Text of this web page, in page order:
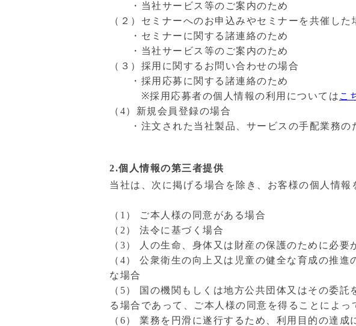
・当社サービス等のご案内のため
（２）セミナーへのお申込みやセミナーを共催した
・セミナーに関する諸連絡のため
・当社サービス等のご案内のため
（３）採用に関するお問い合わせの場合
・採用応募に関する諸連絡のため
※採用応募者の個人情報の利用については こ
（4）新規会員登録の場合
・注文された当社製品、サービスの手
2.個人情報の第三者提供
当社は、次に掲げる場合を除き、お客様の個人情報
（1） ご本人様の同意がある場合
（2） 法令に基づく場合
（3） 人の生命、身体又は財産の保護のために必
（4） 公衆衛生の向上又は児童の健全な育成の推
な場合
（5） 国の機関もしくは地方公共団体又はその委
る場合であって、ご本人様の同意を得ることによ
（6） 業務を円滑に遂行するため、利用目的の達